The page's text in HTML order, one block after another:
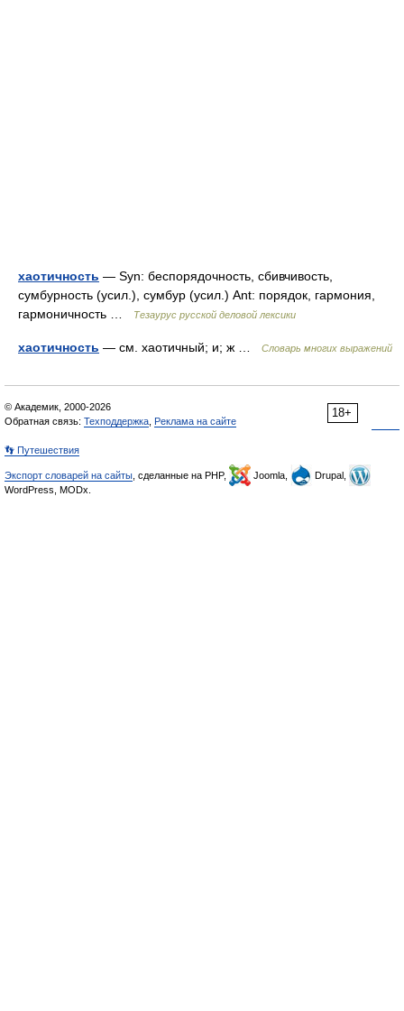
хаотичность — Syn: беспорядочность, сбивчивость,
сумбурность (усил.), сумбур (усил.) Ant: порядок, гармония,
гармоничность …
Тезаурус русской деловой лексики
хаотичность — см. хаотичный; и; ж … Словарь многих выражений
18+
© Академик, 2000-2026
Обратная связь: Техподдержка Реклама на сайте
👣 Путешествия
Экспорт словарей на сайты , сделанные на PHP, Joomla,
Drupal,
WordPress, MODx.